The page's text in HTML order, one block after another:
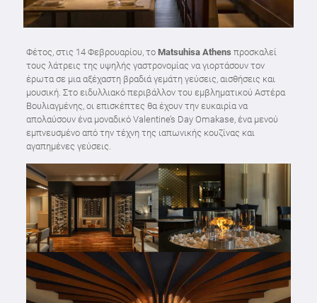
Φέτος, στις 14 Φεβρουαρίου, το Matsuhisa Athens προσκαλεί
τους λάτρεις της υψηλής γαστρονομίας να γιορτάσουν τον
έρωτα σε μια αξέχαστη βραδιά γεμάτη γεύσεις, αισθήσεις και
μουσική. Στο ειδυλλιακό περιβάλλον του εμβληματικού Αστέρα
Βουλιαγμένης, οι επισκέπτες θα έχουν την ευκαιρία να
απολαύσουν ένα μοναδικό Valentine’s Day Omakase, ένα μενού
εμπνευσμένο από την τέχνη της ιαπωνικής κουζίνας και
αγαπημένες γεύσεις.